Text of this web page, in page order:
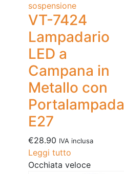
sospensione
VT-7424
Lampadario
LED a
Campana in
Metallo con
Portalampada
E27
€28.90 IVA inclusa
Leggi tutto
Occhiata veloce